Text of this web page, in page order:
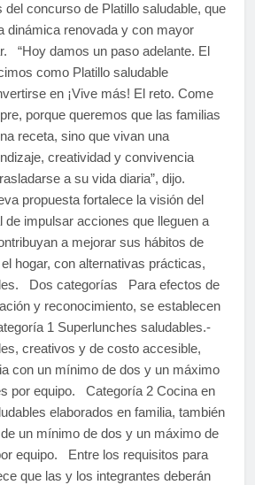
del concurso de Platillo saludable, que
dinámica renovada y con mayor
“Hoy damos un paso adelante. El
como Platillo saludable
en ¡Vive más! El reto. Come
porque queremos que las familias
receta, sino que vivan una
creatividad y convivencia
a su vida diaria”, dijo.
propuesta fortalece la visión del
de impulsar acciones que lleguen a
a mejorar sus hábitos de
hogar, con alternativas prácticas,
Dos categorías Para efectos de
y reconocimiento, se establecen
1 Superlunches saludables.-
creativos y de costo accesible,
con un mínimo de dos y un máximo
por equipo. Categoría 2 Cocina en
elaborados en familia, también
un mínimo de dos y un máximo de
equipo. Entre los requisitos para
que las y los integrantes deberán